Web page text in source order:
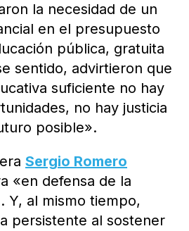
la necesidad de un
en el presupuesto
pública, gratuita
sentido, advirtieron que
suficiente no hay
no hay justicia
posible».
Sergio Romero
«en defensa de la
Y, al mismo tiempo,
persistente al sostener